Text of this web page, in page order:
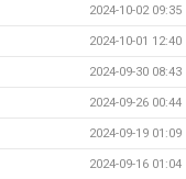
2024-10-02 09:35
2024-10-01 12:40
2024-09-30 08:43
2024-09-26 00:44
2024-09-19 01:09
2024-09-16 01:04